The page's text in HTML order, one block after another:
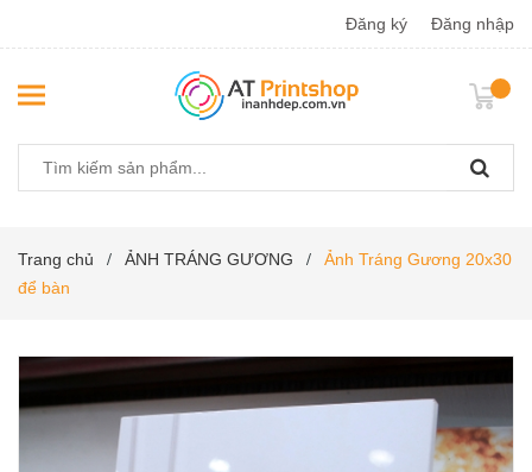
Đăng ký Đăng nhập
Trang chủ / ẢNH TRÁNG GƯƠNG /
Ảnh Tráng Gương 20x30
để bàn